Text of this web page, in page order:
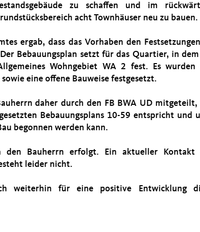
zu schaffen und im
acht Townhäuser neu zu bauen.
ergab, dass das Vorhaben den
Bebauungsplan setzt für das Quartier, in
Wohngebiet WA 2 fest. Es wurden
eine offene Bauweise festgesetzt.
daher durch den FB BWA UD mitgeteilt,
Bebauungsplans 10-59 entspricht und
begonnen werden kann.
den Bauherrn erfolgt. Ein aktueller Kontakt
leider nicht.
weiterhin für eine positive Entwicklung